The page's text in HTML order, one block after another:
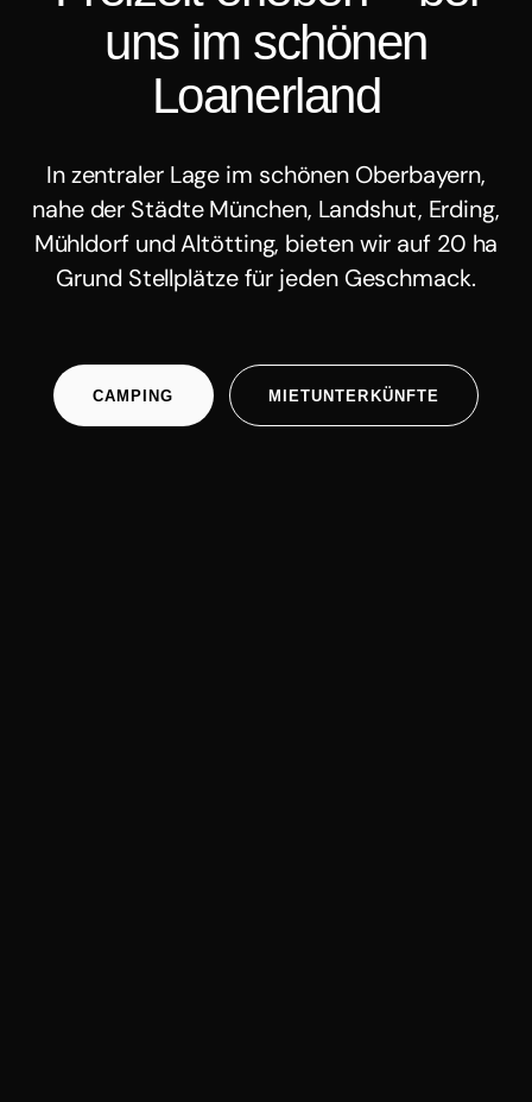
uns im schönen
Loanerland
In zentraler Lage im schönen Oberbayern,
nahe der Städte München, Landshut, Erding,
Mühldorf und Altötting, bieten wir auf 20 ha
Grund Stellplätze für jeden Geschmack.
CAMPING MIETUNTERKÜNFTE